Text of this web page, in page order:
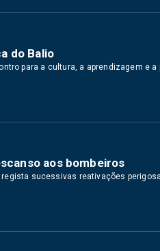
do Balio
para a cultura, a aprendizagem e a
aos bombeiros
sucessivas reativações